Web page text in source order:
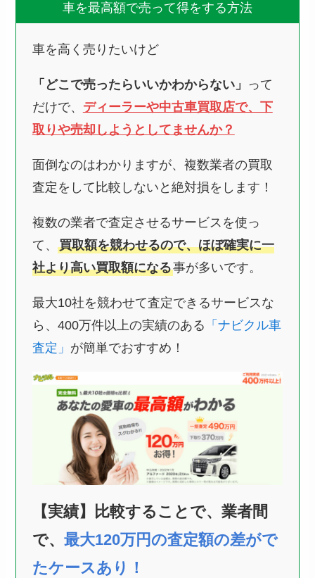
車を最高額で売って得をする方法
車を高く売りたいけど
「どこで売ったらいいかわからない」 って
だけで、 ディーラーや中古車買取店で、下
取りや売却しようとしてませんか？
面倒なのはわかりますが、複数業者の買取
査定をして比較しないと絶対損をします！
複数の業者で査定させるサービスを使っ
て、 買取額を競わせるので、ほぼ確実に一
社より高い買取額になる事が多いです。
最大10社を競わせて査定できるサービスな
ら、400万件以上の実績のある 「ナビクル車
査定」 が簡単でおすすめ！
【実績】比較することで、業者間
で、 最大120万円の査定額の差がで
たケースあり！